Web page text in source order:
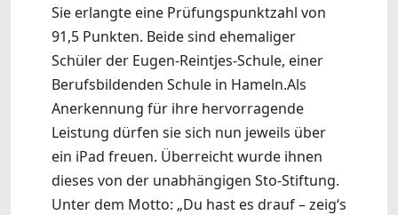
Sie erlangte eine Prüfungspunktzahl von
91,5 Punkten. Beide sind ehemaliger
Schüler der Eugen-Reintjes-Schule, einer
Berufsbildenden Schule in Hameln.Als
Anerkennung für ihre hervorragende
Leistung dürfen sie sich nun jeweils über
ein iPad freuen. Überreicht wurde ihnen
dieses von der unabhängigen Sto-Stiftung.
Unter dem Motto: „Du hast es drauf – zeig‘s